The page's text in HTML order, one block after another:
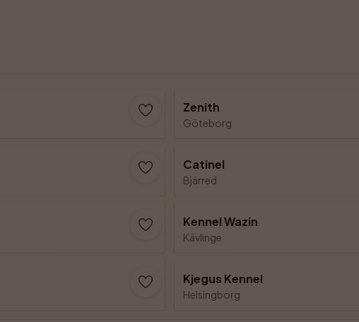
Zenith
Göteborg
Catinel
Bjärred
Kennel Wazin
Kävlinge
Kjegus Kennel
Helsingborg